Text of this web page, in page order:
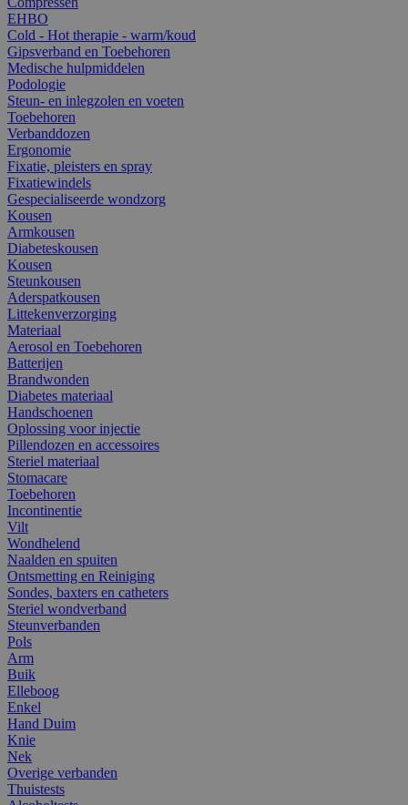
EHBO
Cold - Hot therapie - warm/koud
Gipsverband en Toebehoren
Medische hulpmiddelen
Podologie
Steun- en inlegzolen en voeten
Toebehoren
Verbanddozen
Ergonomie
Fixatie, pleisters en spray
Fixatiewindels
Gespecialiseerde wondzorg
Kousen
Armkousen
Diabeteskousen
Kousen
Steunkousen
Aderspatkousen
Littekenverzorging
Materiaal
Aerosol en Toebehoren
Batterijen
Brandwonden
Diabetes materiaal
Handschoenen
Oplossing voor injectie
Pillendozen en accessoires
Steriel materiaal
Stomacare
Toebehoren
Incontinentie
Vilt
Wondhelend
Naalden en spuiten
Ontsmetting en Reiniging
Sondes, baxters en catheters
Steriel wondverband
Steunverbanden
Pols
Arm
Buik
Elleboog
Enkel
Hand Duim
Knie
Nek
Overige verbanden
Thuistests